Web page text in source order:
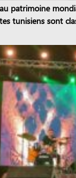
patrimoine
tunisiens sont